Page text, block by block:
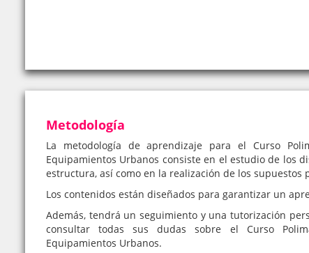
Metodología
La metodología de aprendizaje para el Curso
Equipamientos Urbanos consiste en el estudio de los
estructura, así como en la realización de los supuestos
Los contenidos están diseñados para garantizar un
Además, tendrá un seguimiento y una tutorización
consultar todas sus dudas sobre el Curso
Equipamientos Urbanos.